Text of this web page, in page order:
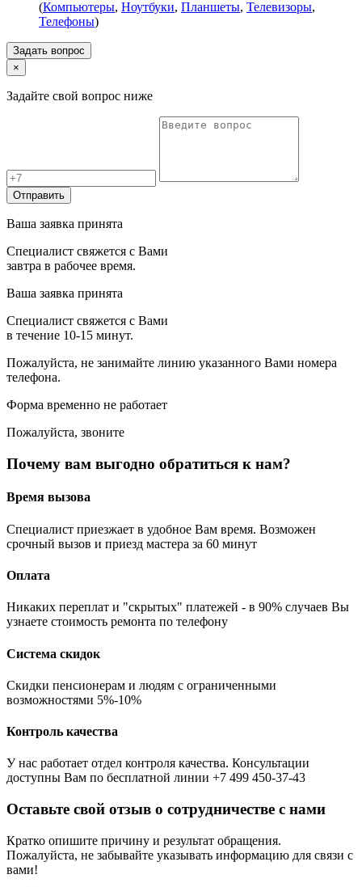
(Компьютеры, Ноутбуки, Планшеты, Телевизоры,
Телефоны)
Задать вопрос
×
Задайте свой вопрос ниже
Отправить
Ваша заявка принята
Специалист свяжется с Вами
завтра в рабочее время.
Ваша заявка принята
Специалист свяжется с Вами
в течение 10-15 минут.
Пожалуйста, не занимайте линию указанного Вами номера
телефона.
Форма временно не работает
Пожалуйста, звоните
Почему вам выгодно обратиться к нам?
Время вызова
Специалист приезжает в удобное Вам время. Возможен
срочный вызов и приезд мастера за 60 минут
Оплата
Никаких переплат и "скрытых" платежей - в 90% случаев Вы
узнаете стоимость ремонта по телефону
Система скидок
Скидки пенсионерам и людям с ограниченными
возможностями 5%-10%
Контроль качества
У нас работает отдел контроля качества. Консультации
доступны Вам по бесплатной линии +7 499 450-37-43
Оставьте свой отзыв о сотрудничестве с нами
Кратко опишите причину и результат обращения.
Пожалуйста, не забывайте указывать информацию для связи с
вами!